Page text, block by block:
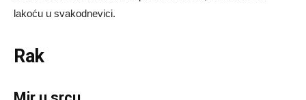
lakoću u svakodnevici.
Rak